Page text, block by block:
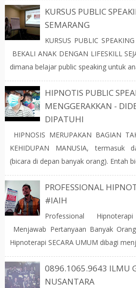
KURSUS PUBLIC
SEMARANG
KURSUS PUBLIC
BEKALI ANAK DENGAN LIFESKILL
dimana belajar public speaking untuk
HIPNOTIS PUBLIC
MENGGERAKKAN -
DIPATUHI
HIPNOSIS MERUPAKAN BAGIAN
KEHIDUPAN MANUSIA, termasuk
(bicara di depan banyak orang). Entah
PROFESSIONAL
#IAIH
Professional
Menjawab Pertanyaan Banyak
Hipnoterapi SECARA UMUM dibagi
0896.1065.9643 ILMU
NUSANTARA